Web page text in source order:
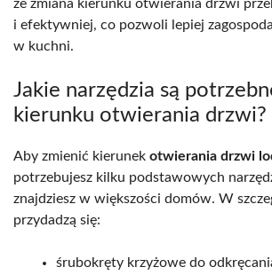
że zmiana kierunku otwierania drzwi
i efektywniej, co pozwoli lepiej
w kuchni.
Jakie narzędzia są
kierunku otwierania drzwi?
Aby zmienić kierunek otwierania drzwi
potrzebujesz kilku podstawowych
znajdziesz w większości domów. W
przydadzą się:
śrubokręty krzyżowe do